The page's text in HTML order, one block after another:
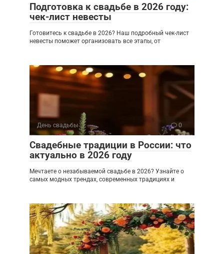
Подготовка к свадьбе в 2026 году:
чек-лист невесты
Готовитесь к свадьбе в 2026? Наш подробный чек-лист
невесты поможет организовать все этапы, от
День свадьбы 0
Свадебные традиции в России: что
актуально в 2026 году
Мечтаете о незабываемой свадьбе в 2026? Узнайте о
самых модных трендах, современных традициях и